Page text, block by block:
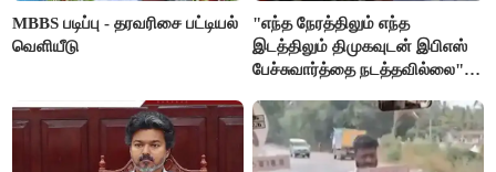
MBBS படிப்பு - தரவரிசை பட்டியல்
வெளியீடு
"எந்த நேரத்திலும் எந்த
இடத்திலும் திமுகவுடன் இபிஎஸ்
பேச்சுவார்த்தை நடத்தவில்லை" -